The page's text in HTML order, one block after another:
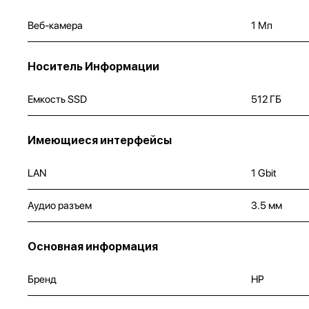
Веб-камера 1 Мп
Носитель Информации
Емкость SSD 512 ГБ
Имеющиеся интерфейсы
LAN 1 Gbit
Аудио разъем 3.5 мм
Основная информация
Бренд HP